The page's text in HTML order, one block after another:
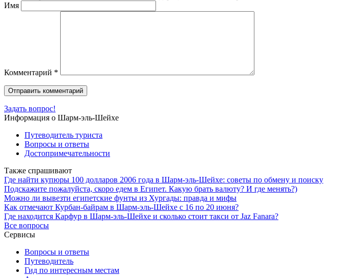
Имя
Комментарий *
Задать вопрос!
Информация о Шарм-эль-Шейхе
Путеводитель туриста
Вопросы и ответы
Достопримечательности
Также спрашивают
Где найти купюры 100 долларов 2006 года в Шарм-эль-Шейхе: советы по обмену и поиску
Подскажите пожалуйста, скоро едем в Египет. Какую брать валюту? И где менять?)
Можно ли вывезти египетские фунты из Хургады: правда и мифы
Как отмечают Курбан-байрам в Шарм-эль-Шейхе с 16 по 20 июня?
Где находится Карфур в Шарм-эль-Шейхе и сколько стоит такси от Jaz Fanara?
Все вопросы
Сервисы
Вопросы и ответы
Путеводитель
Гид по интересным местам